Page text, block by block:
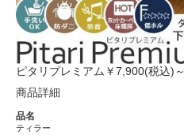
ピタリプレミアム ￥7,900(税込)～
商品詳細
品名
ティラー